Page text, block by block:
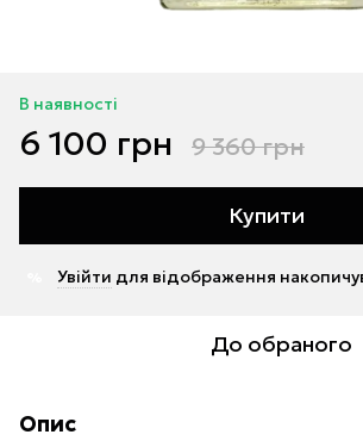
В наявності
6 100 грн 9 360 грн
Купити
Увійти для відображення
До обраного
Опис